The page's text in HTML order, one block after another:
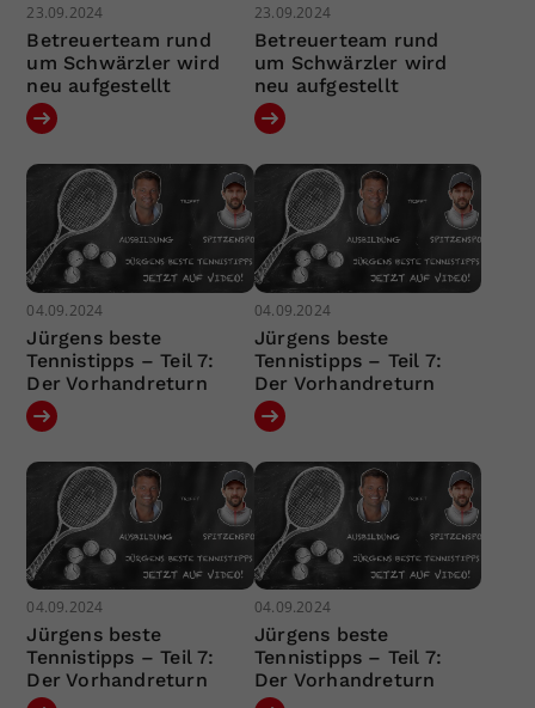
23.09.2024
Betreuerteam rund
um Schwärzler wird
neu aufgestellt
23.09.2024
Betreuerteam rund
um Schwärzler wird
neu aufgestellt
04.09.2024
Jürgens beste
Tennistipps – Teil 7:
Der Vorhandreturn
04.09.2024
Jürgens beste
Tennistipps – Teil 7:
Der Vorhandreturn
04.09.2024
Jürgens beste
Tennistipps – Teil 7:
Der Vorhandreturn
04.09.2024
Jürgens beste
Tennistipps – Teil 7:
Der Vorhandreturn